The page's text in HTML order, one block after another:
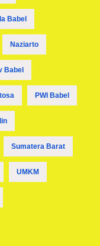
Babel
Naziarto
Babel
PWI Babel
Sumatera Barat
UMKM